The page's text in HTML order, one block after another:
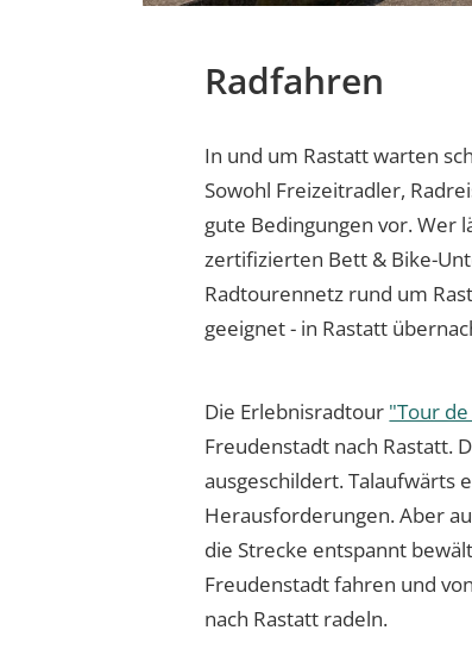
Radfahren
In und um Rastatt warten
Sowohl Freizeitradler,
gute Bedingungen vor. Wer
zertifizierten Bett & Bike-
Radtourennetz rund um
geeignet - in Rastatt
Die Erlebnisradtour "Tour
Freudenstadt nach Rastatt.
ausgeschildert. Talaufwärts
Herausforderungen. Aber
die Strecke entspannt
Freudenstadt fahren und
nach Rastatt radeln.